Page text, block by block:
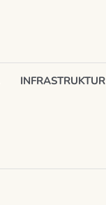
INFRASTRUKTUR